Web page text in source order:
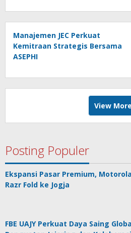
Manajemen JEC Perkuat
Kemitraan Strategis Bersama
ASEPHI
View More
Posting Populer
Ekspansi Pasar Premium,
Razr Fold ke Jogja
FBE UAJY Perkuat Daya Saing